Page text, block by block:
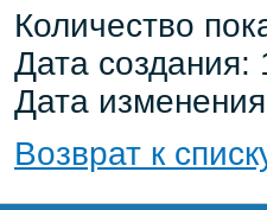
Количество
Дата
Дата
Возврат к